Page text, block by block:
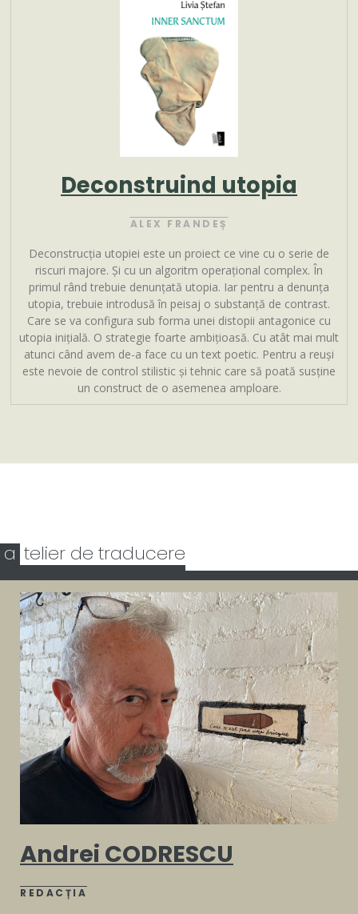
Deconstruind utopia
ALEX FRANDEȘ
Deconstrucția utopiei este un proiect ce vine cu o serie de
riscuri majore. Și cu un algoritm operațional complex. În
primul rând trebuie denunțată utopia. Iar pentru a denunța
utopia, trebuie introdusă în peisaj o substanță de contrast.
Care se va configura sub forma unei distopii antagonice cu
utopia inițială. O strategie foarte ambițioasă. Cu atât mai mult
atunci când avem de-a face cu un text poetic. Pentru a reuși
este nevoie de control stilistic și tehnic care să poată susține
un construct de o asemenea amploare.
a telier de traducere
Andrei CODRESCU
REDACȚIA